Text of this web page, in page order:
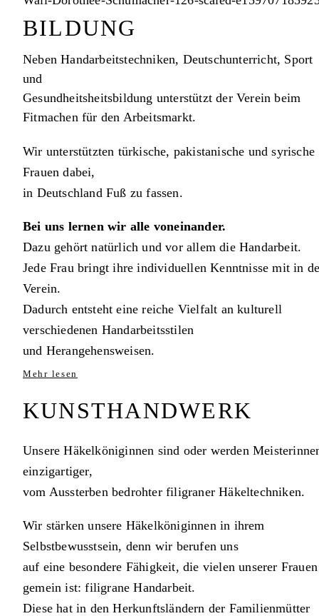
BILDUNG
Neben Handarbeitstechniken, Deutschunterricht, Sport
und
Gesundheitsheitsbildung unterstützt der Verein beim
Fitmachen für den Arbeitsmarkt.
Wir unterstützten türkische, pakistanische und syrische
Frauen dabei,
in Deutschland Fuß zu fassen.
Bei uns lernen wir alle voneinander.
Dazu gehört natürlich und vor allem die Handarbeit.
Jede Frau bringt ihre individuellen Kenntnisse mit in
Verein.
Dadurch entsteht eine reiche Vielfalt an kulturell
verschiedenen Handarbeitsstilen
und Herangehensweisen.
Mehr lesen
KUNSTHANDWERK
Unsere Häkelköniginnen sind oder werden
einzigartiger,
vom Aussterben bedrohter filigraner Häkeltechniken.
Wir stärken unsere Häkelköniginnen in ihrem
Selbstbewusstsein, denn wir berufen uns
auf eine besondere Fähigkeit, die vielen unserer Frauen
gemein ist: filigrane Handarbeit.
Diese hat in den Herkunftsländern der Familienmütter